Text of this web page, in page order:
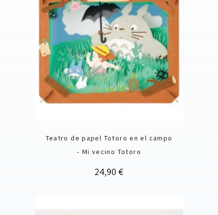
Teatro de papel Totoro en el campo
- Mi vecino Totoro
Precio
24,90 €